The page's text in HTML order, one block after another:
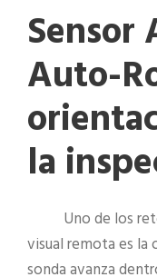
Auto-
la
Uno de los
visual remota es la
sonda avanza